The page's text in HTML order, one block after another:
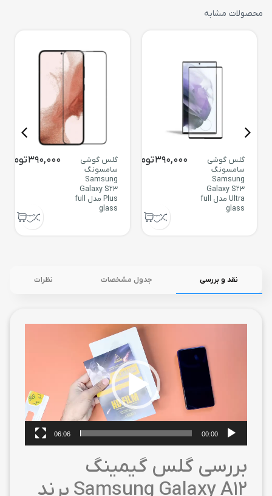
محصولات مشابه
گلس گوشی
سامسونگ
Samsung
Galaxy S23
Ultra مدل full
glass
390,000تومان
گلس گوشی
سامسونگ
Samsung
Galaxy S23
Plus مدل full
glass
390,000تومان
نقد و بررسی جدول مشخصات نظرات
00:00
06:06
بررسی گلس گیمینگ
Samsung Galaxy A12 برند